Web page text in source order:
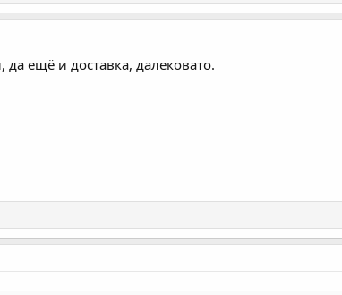
да ещё и доставка, далековато.